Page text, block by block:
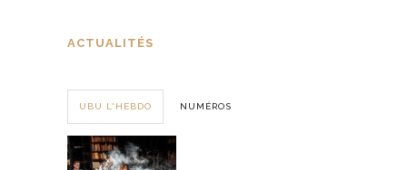
ACTUALITÉS
UBU L'HEBDO NUMÉROS